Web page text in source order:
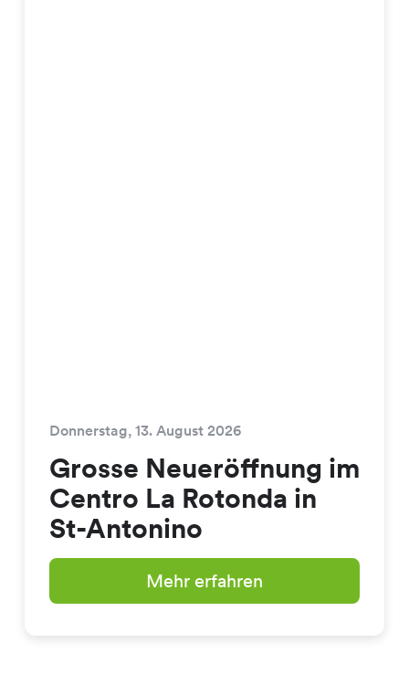
Donnerstag, 13. August 2026
Grosse Neueröffnung im
Centro La Rotonda in
St-Antonino
Mehr erfahren